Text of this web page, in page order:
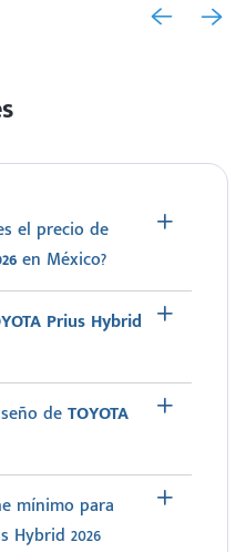
el precio de
en México?
Prius Hybrid
deTOYOTA
mínimo para
Hybrid 2026